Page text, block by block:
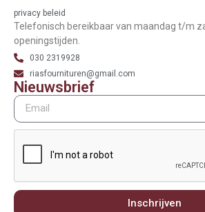
privacy beleid
Telefonisch bereikbaar van maandag t/m
openingstijden.
030 2319928
riasfournituren@gmail.com
Nieuwsbrief
Inschrijven